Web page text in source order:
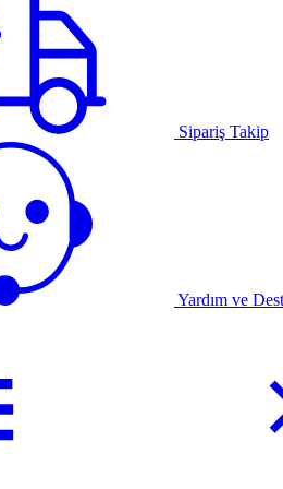
Sipariş Takip
Yardım ve